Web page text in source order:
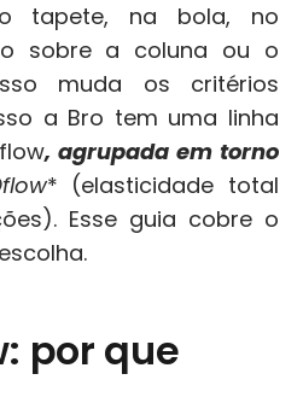
tapete, na bola, no
sobre a coluna ou o
muda os critérios
a Bro tem uma linha
flow, agrupada em torno
* (elasticidade total
Esse guia cobre o
por que